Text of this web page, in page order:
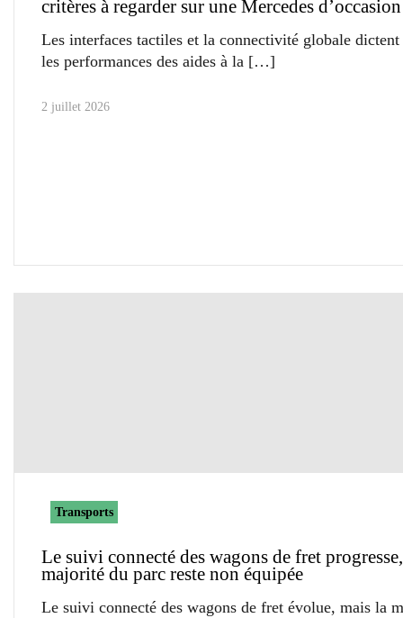
critères à regarder sur une Mercedes d’occasion
Les interfaces tactiles et la connectivité globale dictent
les performances des aides à la
2 juillet 2026
Transports
Le suivi connecté des wagons de fret
majorité du parc reste non équipée
Le suivi connecté des wagons de fret évolue, mais la